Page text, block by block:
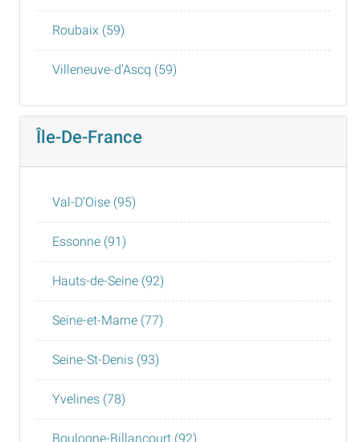
Roubaix (59)
Villeneuve-d'Ascq (59)
Île-De-France
Val-D'Oise (95)
Essonne (91)
Hauts-de-Seine (92)
Seine-et-Marne (77)
Seine-St-Denis (93)
Yvelines (78)
Boulogne-Billancourt (92)